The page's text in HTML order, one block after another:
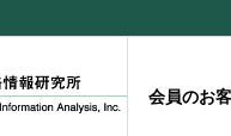
会員のお